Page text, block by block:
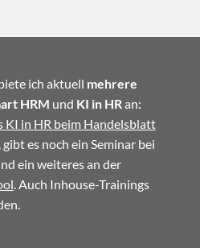
ich aktuell mehrere
HRM und KI in HR an:
KI in HR beim Handelsblatt
gibt es noch ein Seminar bei
ein weiteres an der
. Auch Inhouse-Trainings